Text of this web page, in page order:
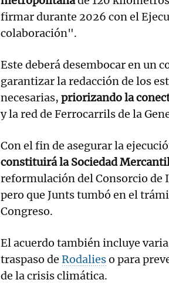
firmar durante 2026 con el
colaboración".
Este deberá desembocar en un
garantizar la redacción de los
necesarias, priorizando la
y la red de Ferrocarrils de la
Con el fin de asegurar la
constituirá la Sociedad
reformulación del Consorcio de
pero que Junts tumbó en el
Congreso.
El acuerdo también incluye
traspaso de Rodalieso para
de la crisis climática.